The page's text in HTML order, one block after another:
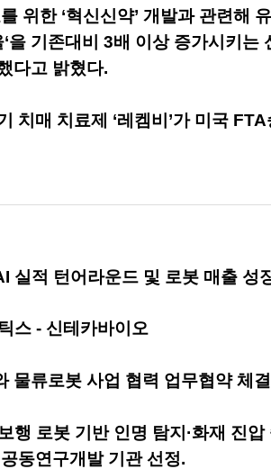
위한 ‘혁신신약’ 개발과 관련해
을 기존대비 3배 이상 증가시키는
다고 밝혔다.
치매 치료제 ‘레켐비’가 미국
실적 턴어라운드 및 로봇 매출 성
스 - 신테카바이오
물류로봇 사업 협력 업무협약 체
행 로봇 기반 인명 탐지·화재 진압
동연구개발 기관 선정.